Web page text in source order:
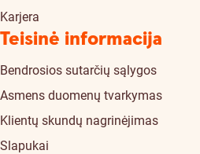
Karjera
Teisinė informacija
Bendrosios sutarčių sąlygos
Asmens duomenų tvarkymas
Klientų skundų nagrinėjimas
Slapukai